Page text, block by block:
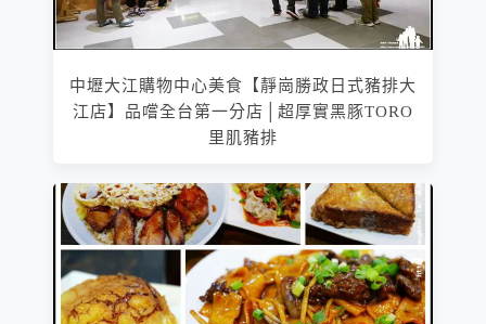
中壢大江購物中心美食【靜崗勝政日式豬排大
江店】品嚐全台第一分店│超厚實黑豚TORO
里肌豬排